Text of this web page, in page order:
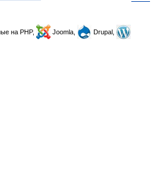
на PHP, Joomla,
Drupal,